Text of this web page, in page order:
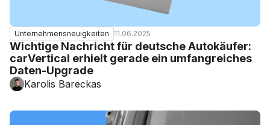
Unternehmensneuigkeiten 11.06.2025
Wichtige Nachricht für deutsche Autokäufer:
carVertical erhielt gerade ein umfangreiches
Daten-Upgrade
Karolis Bareckas